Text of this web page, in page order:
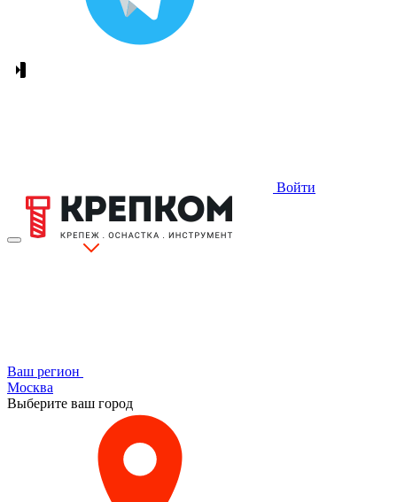
Войти
Ваш регион
Москва
Выберите ваш город